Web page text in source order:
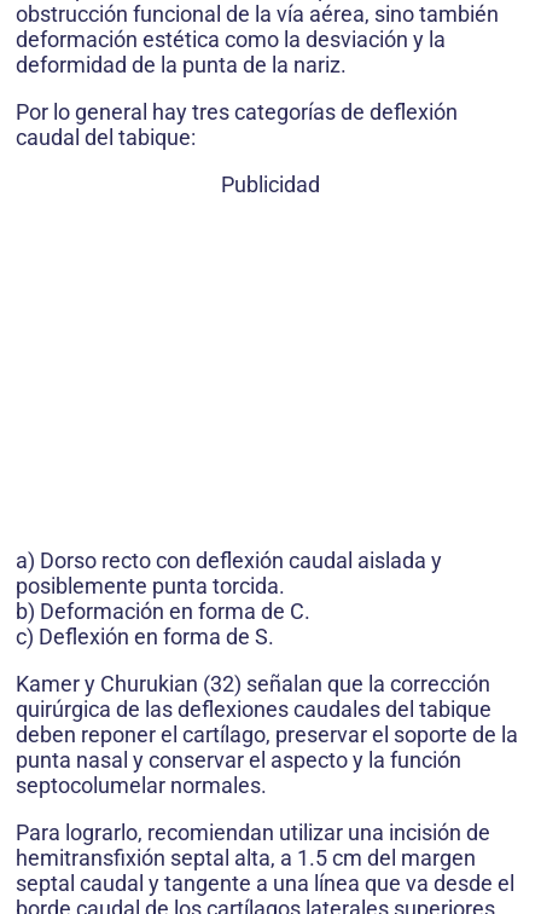
obstrucción funcional de la vía aérea, sino también
deformación estética como la desviación y la
deformidad de la punta de la nariz.
Por lo general hay tres categorías de deflexión
caudal del tabique:
Publicidad
a) Dorso recto con deflexión caudal aislada y
posiblemente punta torcida.
b) Deformación en forma de C.
c) Deflexión en forma de S.
Kamer y Churukian (32) señalan que la corrección
quirúrgica de las deflexiones caudales del tabique
deben reponer el cartílago, preservar el soporte de la
punta nasal y conservar el aspecto y la función
septocolumelar normales.
Para lograrlo, recomiendan utilizar una incisión de
hemitransfixión septal alta, a 1.5 cm del margen
septal caudal y tangente a una línea que va desde el
borde caudal de los cartílagos laterales superiores